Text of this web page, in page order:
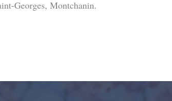
Georges, Montchanin.